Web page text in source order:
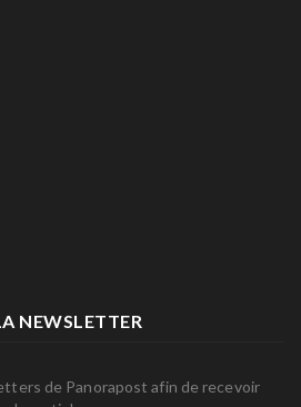
NEWSLETTER
de Panorapost afin de recevoir